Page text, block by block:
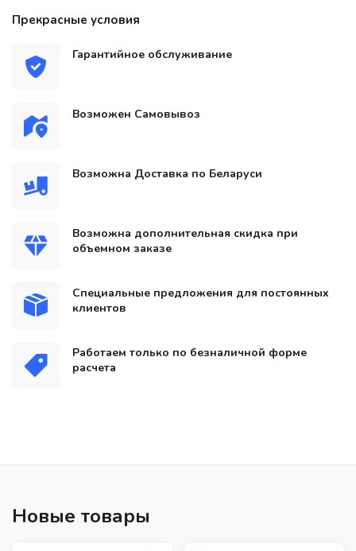
Прекрасные условия
Гарантийное обслуживание
Возможен Самовывоз
Возможна Доставка по Беларуси
Возможна дополнительная скидка при
объемном заказе
Специальные предложения для постоянных
клиентов
Работаем только по безналичной форме
расчета
Новые товары